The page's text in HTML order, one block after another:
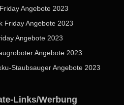
Angebote 2023
Friday Angebote 2023
Angebote 2023
Angebote 2023
Staubsauger Angebote 2023
Links/Werbung